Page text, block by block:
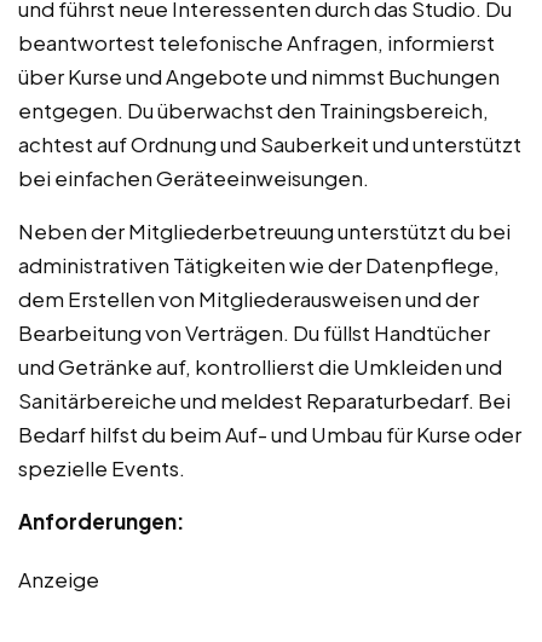
und führst neue Interessenten durch das Studio. Du
beantwortest telefonische Anfragen, informierst
über Kurse und Angebote und nimmst Buchungen
entgegen. Du überwachst den Trainingsbereich,
achtest auf Ordnung und Sauberkeit und unterstützt
bei einfachen Geräteeinweisungen.
Neben der Mitgliederbetreuung unterstützt du bei
administrativen Tätigkeiten wie der Datenpflege,
dem Erstellen von Mitgliederausweisen und der
Bearbeitung von Verträgen. Du füllst Handtücher
und Getränke auf, kontrollierst die Umkleiden und
Sanitärbereiche und meldest Reparaturbedarf. Bei
Bedarf hilfst du beim Auf- und Umbau für Kurse oder
spezielle Events.
Anforderungen:
Anzeige